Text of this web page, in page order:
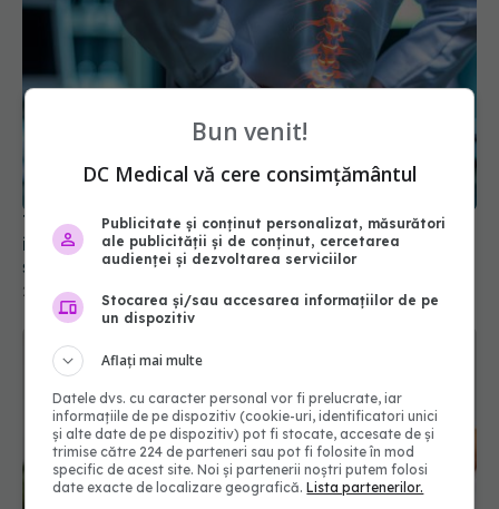
Tratamentul care repară țesuturile și poate
inversa paralizia. Ce sunt moleculele dansatoare
și cum vindecă leziunile măduvei spinării
28 iul 2024, 15:02
Bun venit!
DC Medical vă cere consimțământul
Publicitate și conținut personalizat, măsurători
ale publicității și de conținut, cercetarea
audienței și dezvoltarea serviciilor
Stocarea și/sau accesarea informațiilor de pe
un dispozitiv
Aflați mai multe
Datele dvs. cu caracter personal vor fi prelucrate, iar
informațiile de pe dispozitiv (cookie-uri, identificatori unici
și alte date de pe dispozitiv) pot fi stocate, accesate de și
trimise către 224 de parteneri sau pot fi folosite în mod
specific de acest site. Noi și partenerii noștri putem folosi
date exacte de localizare geografică.Lista partenerilor.